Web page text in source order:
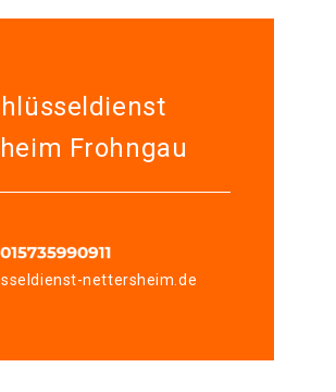
Frohngau
nettersheim.de